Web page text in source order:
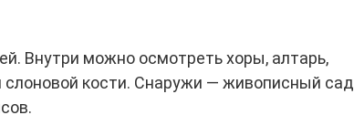
Внутри можно осмотреть хоры, алтарь,
слоновой кости. Снаружи — живописный сад